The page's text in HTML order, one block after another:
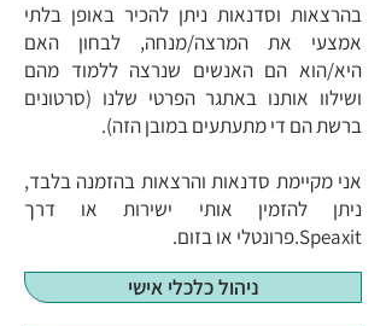
בהרצאות וסדנאות ניתן להכיר באופן בלתי
אמצעי את המרצה/מנחה, לבחון האם
היא/הוא הם האנשים שנרצה ללמוד מהם
ושילוו אותנו באתגר הפרטי שלנו (סרטונים
ברשת הם די מתעתעים במובן הזה).
אני מקיימת סדנאות והרצאות בהזמנה בלבד,
ניתן להזמין אותי ישירות או דרך
Speaxit. פרונטלי או בזום.
ניהול כלכלי אישי